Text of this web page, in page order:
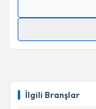
İlgili Branşlar
Randevu
E-posta